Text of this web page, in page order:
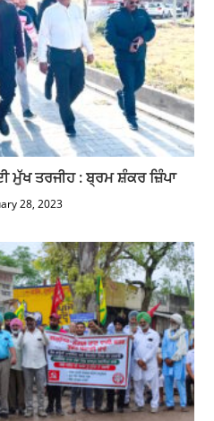
ਮੁੱਖ ਤਰਜੀਹ : ਬ੍ਰਮ ਸ਼ੰਕਰ ਜ਼ਿੰਪਾ
28, 2023